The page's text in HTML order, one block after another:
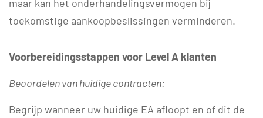
maar kan het onderhandelingsvermogen bij
toekomstige aankoopbeslissingen verminderen.
Voorbereidingsstappen voor Level A klanten
Beoordelen van huidige contracten:
Begrijp wanneer uw huidige EA afloopt en of dit de